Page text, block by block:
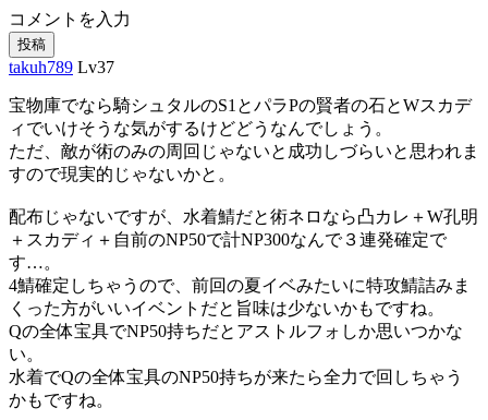
コメントを入力
投稿
takuh789 Lv37
宝物庫でなら騎シュタルのS1とパラPの賢者の石とWスカデ
ィでいけそうな気がするけどどうなんでしょう。
ただ、敵が術のみの周回じゃないと成功しづらいと思われま
すので現実的じゃないかと。
配布じゃないですが、水着鯖だと術ネロなら凸カレ＋W孔明
＋スカディ＋自前のNP50で計NP300なんで３連発確定で
す…。
4鯖確定しちゃうので、前回の夏イベみたいに特攻鯖詰みま
くった方がいいイベントだと旨味は少ないかもですね。
Qの全体宝具でNP50持ちだとアストルフォしか思いつかな
い。
水着でQの全体宝具のNP50持ちが来たら全力で回しちゃう
かもですね。